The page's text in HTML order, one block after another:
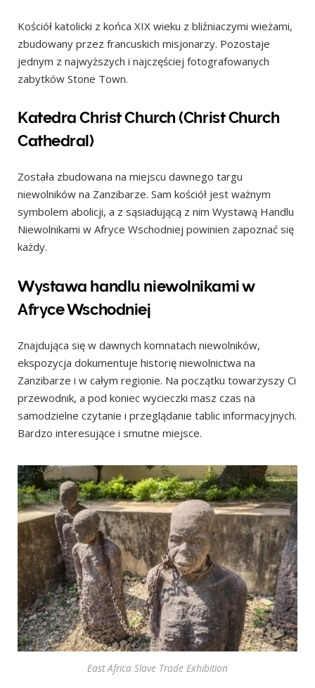
Kościół katolicki z końca XIX wieku z bliźniaczymi wieżami,
zbudowany przez francuskich misjonarzy. Pozostaje
jednym z najwyższych i najczęściej fotografowanych
zabytków Stone Town.
Katedra Christ Church (Christ Church
Cathedral)
Została zbudowana na miejscu dawnego targu
niewolników na Zanzibarze. Sam kościół jest ważnym
symbolem abolicji, a z sąsiadującą z nim Wystawą Handlu
Niewolnikami w Afryce Wschodniej powinien zapoznać się
każdy.
Wystawa handlu niewolnikami w
Afryce Wschodniej
Znajdująca się w dawnych komnatach niewolników,
ekspozycja dokumentuje historię niewolnictwa na
Zanzibarze i w całym regionie. Na początku towarzyszy Ci
przewodnik, a pod koniec wycieczki masz czas na
samodzielne czytanie i przeglądanie tablic informacyjnych.
Bardzo interesujące i smutne miejsce.
East Africa Slave Trade Exhibition